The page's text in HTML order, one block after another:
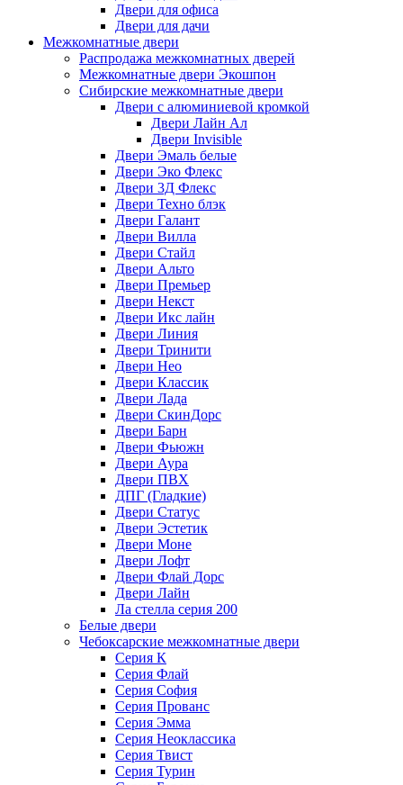
Двери для офиса
Двери для дачи
Межкомнатные двери
Распродажа межкомнатных дверей
Межкомнатные двери Экошпон
Сибирские межкомнатные двери
Двери с алюминиевой кромкой
Двери Лайн Ал
Двери Invisible
Двери Эмаль белые
Двери Эко Флекс
Двери 3Д Флекс
Двери Техно блэк
Двери Галант
Двери Вилла
Двери Стайл
Двери Альто
Двери Премьер
Двери Некст
Двери Икс лайн
Двери Линия
Двери Тринити
Двери Нео
Двери Классик
Двери Лада
Двери СкинДорс
Двери Барн
Двери Фьюжн
Двери Аура
Двери ПВХ
ДПГ (Гладкие)
Двери Статус
Двери Эстетик
Двери Моне
Двери Лофт
Двери Флай Дорс
Двери Лайн
Ла стелла серия 200
Белые двери
Чебоксарские межкомнатные двери
Серия К
Серия Флай
Серия София
Серия Прованс
Серия Эмма
Серия Неоклассика
Серия Твист
Серия Турин